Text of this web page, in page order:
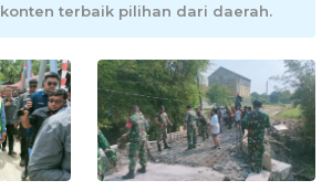
terbaik pilihan dari daerah.